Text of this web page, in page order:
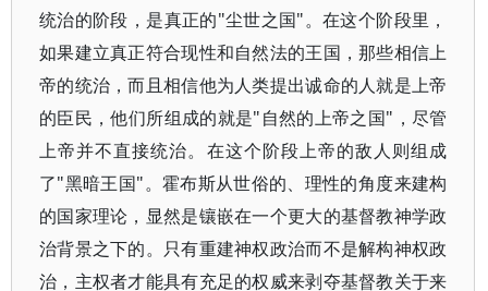
统治的阶段，是真正的"尘世之国"。在这个阶段里，
如果建立真正符合现性和自然法的王国，那些相信上
帝的统治，而且相信他为人类提出诚命的人就是上帝
的臣民，他们所组成的就是"自然的上帝之国"，尽管
上帝并不直接统治。在这个阶段上帝的敌人则组成
了"黑暗王国"。霍布斯从世俗的、理性的角度来建构
的国家理论，显然是镶嵌在一个更大的基督教神学政
治背景之下的。只有重建神权政治而不是解构神权政
治，主权者才能具有充足的权威来剥夺基督教关于来